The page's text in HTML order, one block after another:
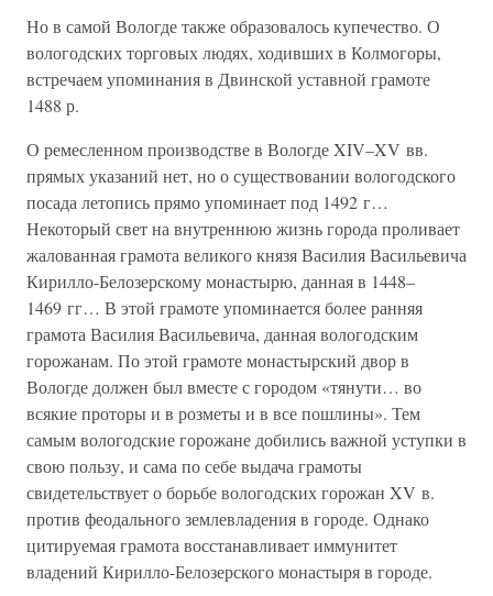
Но в самой Вологде также образовалось купечество. О
вологодских торговых людях, ходивших в Колмогоры,
встречаем упоминания в Двинской уставной грамоте
1488 р.
О ремесленном производстве в Вологде XIV–XV вв.
прямых указаний нет, но о существовании вологодского
посада летопись прямо упоминает под 1492 г…
Некоторый свет на внутреннюю жизнь города проливает
жалованная грамота великого князя Василия Васильевича
Кирилло-Белозерскому монастырю, данная в 1448–
1469 гг… В этой грамоте упоминается более ранняя
грамота Василия Васильевича, данная вологодским
горожанам. По этой грамоте монастырский двор в
Вологде должен был вместе с городом «тянути… во
всякие проторы и в розметы и в все пошлины». Тем
самым вологодские горожане добились важной уступки в
свою пользу, и сама по себе выдача грамоты
свидетельствует о борьбе вологодских горожан XV в.
против феодального землевладения в городе. Однако
цитируемая грамота восстанавливает иммунитет
владений Кирилло-Белозерского монастыря в городе.